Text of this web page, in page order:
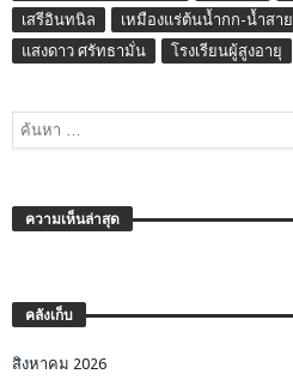
เสรีอินทนิล
เหมืองแร่ต้นน้ำกก-น้ำสาย
แสงดาว ศรัทธามั่น
โรงเรียนผู้สูงอายุ
ความเห็นล่าสุด
คลังเก็บ
สิงหาคม 2026